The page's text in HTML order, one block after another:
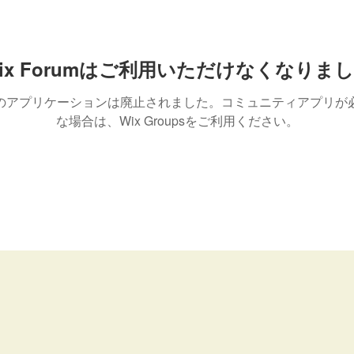
Forumはご利用いただけなくなりま
アプリケーションは廃止されました。コミュニティアプリが
な場合は、Wix Groupsをご利用ください。